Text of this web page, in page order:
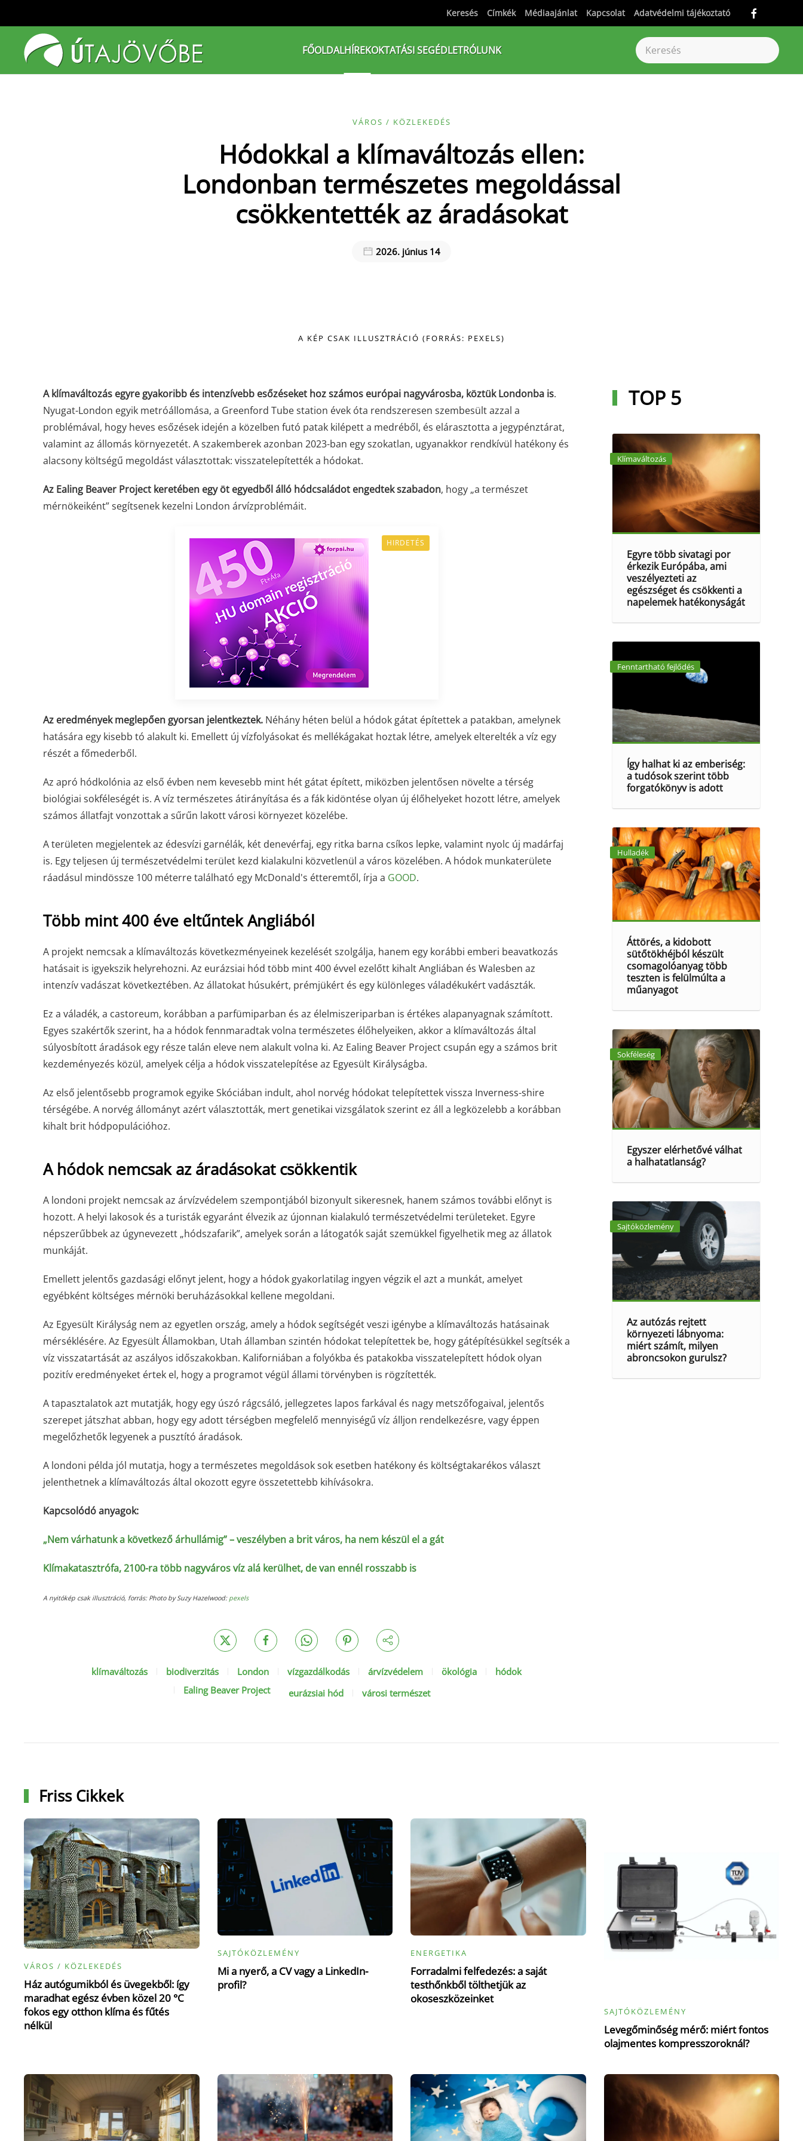
Fő tartalom átugrása
Keresés Címkék Médiaajánlat Kapcsolat Adatvédelmi tájékoztató
FŐOLDALHÍREKOKTATÁSI SEGÉDLETRÓLUNK
VÁROS / KÖZLEKEDÉS
Hódokkal a klímaváltozás ellen:
Londonban természetes megoldással
csökkentették az áradásokat
2026. június 14
A KÉP CSAK ILLUSZTRÁCIÓ (FORRÁS: PEXELS)
A klímaváltozás egyre gyakoribb és intenzívebb esőzéseket hoz számos európai nagyvárosba, köztük Londonba is.
Nyugat-London egyik metróállomása, a Greenford Tube station évek óta rendszeresen szembesült azzal a
problémával, hogy heves esőzések idején a közelben futó patak kilépett a medréből, és elárasztotta a jegypénztárat,
valamint az állomás környezetét. A szakemberek azonban 2023-ban egy szokatlan, ugyanakkor rendkívül hatékony és
alacsony költségű megoldást választottak: visszatelepítették a hódokat.
Az Ealing Beaver Project keretében egy öt egyedből álló hódcsaládot engedtek szabadon, hogy „a természet
mérnökeiként” segítsenek kezelni London árvízproblémáit.
HIRDETÉS
Az eredmények meglepően gyorsan jelentkeztek. Néhány héten belül a hódok gátat építettek a patakban, amelynek
hatására egy kisebb tó alakult ki. Emellett új vízfolyásokat és mellékágakat hoztak létre, amelyek elterelték a víz egy
részét a főmederből.
Az apró hódkolónia az első évben nem kevesebb mint hét gátat épített, miközben jelentősen növelte a térség
biológiai sokféleségét is. A víz természetes átirányítása és a fák kidöntése olyan új élőhelyeket hozott létre, amelyek
számos állatfajt vonzottak a sűrűn lakott városi környezet közelébe.
A területen megjelentek az édesvízi garnélák, két denevérfaj, egy ritka barna csíkos lepke, valamint nyolc új madárfaj
is. Egy teljesen új természetvédelmi terület kezd kialakulni közvetlenül a város közelében. A hódok munkaterülete
ráadásul mindössze 100 méterre található egy McDonald's étteremtől, írja a GOOD.
Több mint 400 éve eltűntek Angliából
A projekt nemcsak a klímaváltozás következményeinek kezelését szolgálja, hanem egy korábbi emberi beavatkozás
hatásait is igyekszik helyrehozni. Az eurázsiai hód több mint 400 évvel ezelőtt kihalt Angliában és Walesben az
intenzív vadászat következtében. Az állatokat húsukért, prémjükért és egy különleges váladékukért vadászták.
Ez a váladék, a castoreum, korábban a parfümiparban és az élelmiszeriparban is értékes alapanyagnak számított.
Egyes szakértők szerint, ha a hódok fennmaradtak volna természetes élőhelyeiken, akkor a klímaváltozás által
súlyosbított áradások egy része talán eleve nem alakult volna ki. Az Ealing Beaver Project csupán egy a számos brit
kezdeményezés közül, amelyek célja a hódok visszatelepítése az Egyesült Királyságba.
Az első jelentősebb programok egyike Skóciában indult, ahol norvég hódokat telepítettek vissza Inverness-shire
térségébe. A norvég állományt azért választották, mert genetikai vizsgálatok szerint ez áll a legközelebb a korábban
kihalt brit hódpopulációhoz.
A hódok nemcsak az áradásokat csökkentik
A londoni projekt nemcsak az árvízvédelem szempontjából bizonyult sikeresnek, hanem számos további előnyt is
hozott. A helyi lakosok és a turisták egyaránt élvezik az újonnan kialakuló természetvédelmi területeket. Egyre
népszerűbbek az úgynevezett „hódszafarik”, amelyek során a látogatók saját szemükkel figyelhetik meg az állatok
munkáját.
Emellett jelentős gazdasági előnyt jelent, hogy a hódok gyakorlatilag ingyen végzik el azt a munkát, amelyet
egyébként költséges mérnöki beruházásokkal kellene megoldani.
Az Egyesült Királyság nem az egyetlen ország, amely a hódok segítségét veszi igénybe a klímaváltozás hatásainak
mérséklésére. Az Egyesült Államokban, Utah államban szintén hódokat telepítettek be, hogy gátépítésükkel segítsék a
víz visszatartását az aszályos időszakokban. Kaliforniában a folyókba és patakokba visszatelepített hódok olyan
pozitív eredményeket értek el, hogy a programot végül állami törvényben is rögzítették.
A tapasztalatok azt mutatják, hogy egy úszó rágcsáló, jellegzetes lapos farkával és nagy metszőfogaival, jelentős
szerepet játszhat abban, hogy egy adott térségben megfelelő mennyiségű víz álljon rendelkezésre, vagy éppen
megelőzhetők legyenek a pusztító áradások.
A londoni példa jól mutatja, hogy a természetes megoldások sok esetben hatékony és költségtakarékos választ
jelenthetnek a klímaváltozás által okozott egyre összetettebb kihívásokra.
Kapcsolódó anyagok:
„Nem várhatunk a következő árhullámig” – veszélyben a brit város, ha nem készül el a gát
Klímakatasztrófa, 2100-ra több nagyváros víz alá kerülhet, de van ennél rosszabb is
A nyitókép csak illusztráció, forrás: Photo by Suzy Hazelwood: pexels
klímaváltozás biodiverzitás London vízgazdálkodás árvízvédelem ökológia
hódok
Ealing Beaver Project
eurázsiai hód városi természet
TOP 5
Klímaváltozás
Egyre több sivatagi por
érkezik Európába, ami
veszélyezteti az
egészséget és csökkenti a
napelemek hatékonyságát
Fenntartható fejlődés
Így halhat ki az emberiség:
a tudósok szerint több
forgatókönyv is adott
Hulladék
Áttörés, a kidobott
sütőtökhéjból készült
csomagolóanyag több
teszten is felülmúlta a
műanyagot
Sokféleség
Egyszer elérhetővé válhat
a halhatatlanság?
Sajtóközlemény
Az autózás rejtett
környezeti lábnyoma:
miért számít, milyen
abroncsokon gurulsz?
Friss Cikkek
VÁROS / KÖZLEKEDÉS
Ház autógumikból és üvegekből: így
maradhat egész évben közel 20 °C
fokos egy otthon klíma és fűtés
nélkül
SAJTÓKÖZLEMÉNY
Mi a nyerő, a CV vagy a LinkedIn-
profil?
ENERGETIKA
Forradalmi felfedezés: a saját
testhőnkből tölthetjük az
okoseszközeinket
SAJTÓKÖZLEMÉNY
Levegőminőség mérő: miért fontos
olajmentes kompresszoroknál?